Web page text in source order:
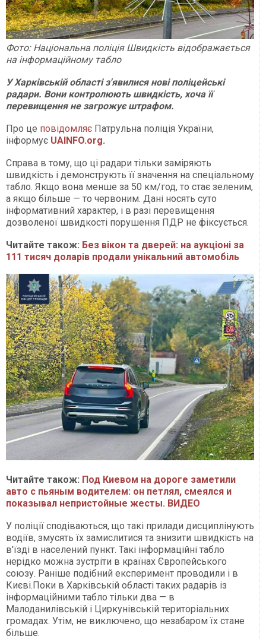
Фото: Національна поліція Швидкість відображається
на інформаційному табло
У Харківській області з'явилися нові поліцейські
радари. Вони контролюють швидкість, хоча її
перевищення не загрожує штрафом.
Про це повідомляє Патрульна поліція України,
інформує UAINFO.org.
Справа в тому, що ці радари тільки заміряють
швидкість і демонструють її значення на спеціальному
табло. Якщо вона менше за 50 км/год, то стає зеленим,
а якщо більше — то червоним. Дані носять суто
інформативний характер, і в разі перевищення
дозволеної швидкості порушення ПДР не фіксується.
Читайте також: Без вікон та дверей: на аукціоні за
111 тисяч доларів продали унікальний автомобіль
Читайте також: Под Киевом на дороге заметили
авто с пьяным водителем: он петлял, смеялся и
показывал непристойные жесты. ВИДЕО
У поліції сподіваються, що такі прилади дисциплінують
водіїв, змусять їх замислитися та знизити швидкість на
в'їзді в населений пункт. Такі інформаційні табло
нерідко можна зустріти в країнах Європейського
союзу. Раніше подібний експеримент проводили і в
Києві.Поки в Харківській області таких радарів із
інформаційними табло тільки два — в
Малоданилівській і Циркунівській територіальних
громадах. Утім, не виключено, що незабаром їх стане
більше.